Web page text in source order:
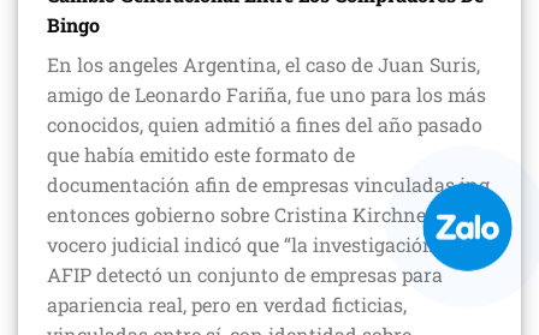
Bingo
En los angeles Argentina, el caso de Juan Suris,
amigo de Leonardo Fariña, fue uno para los más
conocidos, quien admitió a fines del año pasado
que había emitido este formato de
documentación afin de empresas vinculadas ing
entonces gobierno sobre Cristina Kirchner. Un
vocero judicial indicó que “la investigación de la
AFIP detectó un conjunto de empresas para
apariencia real, pero en verdad ficticias,